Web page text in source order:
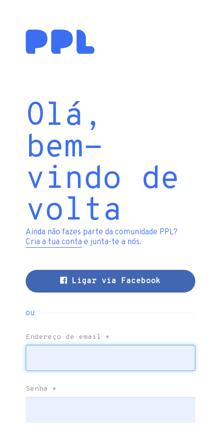
Olá,
bem-
vindo de
volta
Ainda não fazes parte da comunidade PPL?
Cria a tua conta e junta-te a nós.
Ligar via Facebook
ou
Endereço de email *
Senha *